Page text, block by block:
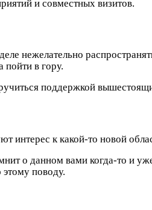
и совместных визитов.
нежелательно
пойти в гору.
поддержкой
интерес к какой-то новой
о данном вами когда-то и
этому поводу.